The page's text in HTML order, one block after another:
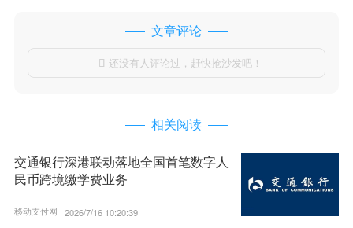
文章评论
 还没有人评论过，赶快抢沙发吧！
相关阅读
交通银行深港联动落地全国首笔数字人
民币跨境缴学费业务
移动支付网 | 2026/7/16 10:20:39